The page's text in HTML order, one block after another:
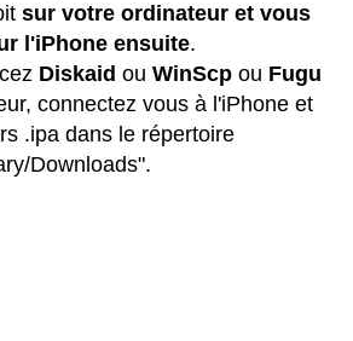
sur votre ordinateur et vous
l'iPhone ensuite.
Diskaid ouWinScp ou Fugu
connectez vous à l'iPhone et
.ipa dans le répertoire
Downloads".